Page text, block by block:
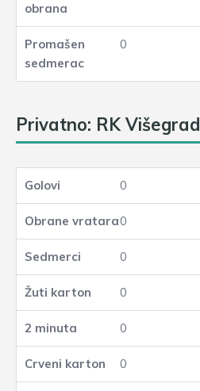
0
Privatno: RK Višegrad
0
0
0
0
0
0